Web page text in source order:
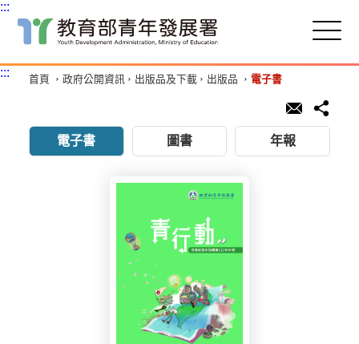
主
要
:::
::: 首頁 政府公開資訊 出版品及下載 出版品 電子書
電子書 圖書 年報